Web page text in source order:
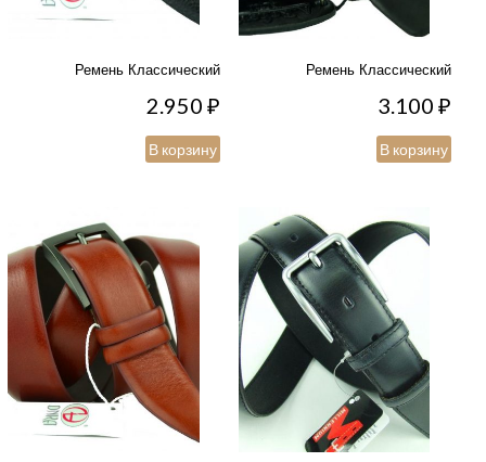
Ремень Классический
2.950₽
В корзину
Ремень Классический
3.100₽
В корзину